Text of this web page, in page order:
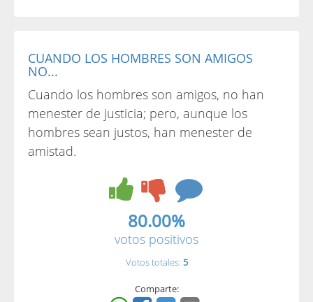
CUANDO LOS HOMBRES SON AMIGOS
NO...
Cuando los hombres son amigos, no han
menester de justicia; pero, aunque los
hombres sean justos, han menester de
amistad.
80.00%
votos positivos
Votos totales: 5
Comparte: